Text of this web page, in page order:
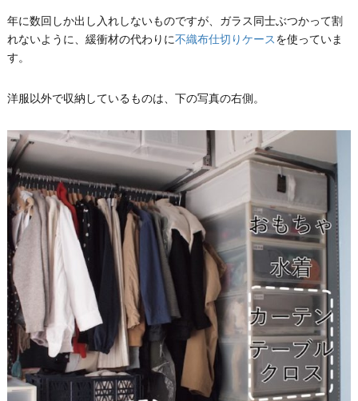
年に数回しか出し入れしないものですが、ガラス同士ぶつかって割
れないように、緩衝材の代わりに不織布仕切りケースを使っていま
す。
洋服以外で収納しているものは、下の写真の右側。